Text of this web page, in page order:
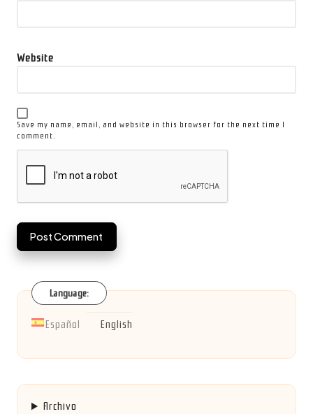
Website
Save my name, email, and website in this browser for the next time I
comment.
Language:
Español English
Archivo